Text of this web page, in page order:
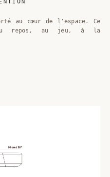
au cœur de l'espace. Ce
au repos, au jeu, à la